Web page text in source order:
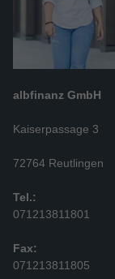
albfinanz GmbH
Kaiserpassage 3
72764 Reutlingen
Tel.:
071213811801
Fax:
071213811805